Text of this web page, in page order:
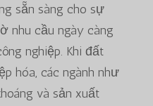
sẵn sàng cho sự
nhu cầu ngày càng
nghiệp. Khi đất
hóa, các ngành như
và sản xuất